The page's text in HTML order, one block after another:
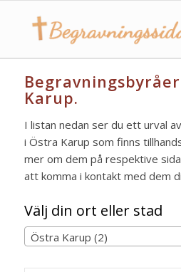
Karup.
I listan nedan ser du ett urval
i Östra Karup som finns
mer om dem på respektive
att komma i kontakt med dem
Välj din ort eller stad
Östra Karup (2)